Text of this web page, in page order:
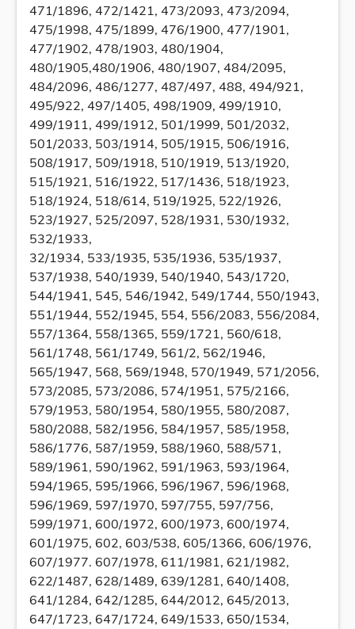
471/1896, 472/1421, 473/2093, 473/2094,
475/1998, 475/1899, 476/1900, 477/1901,
477/1902, 478/1903, 480/1904,
480/1905,480/1906, 480/1907, 484/2095,
484/2096, 486/1277, 487/497, 488, 494/921,
495/922, 497/1405, 498/1909, 499/1910,
499/1911, 499/1912, 501/1999, 501/2032,
501/2033, 503/1914, 505/1915, 506/1916,
508/1917, 509/1918, 510/1919, 513/1920,
515/1921, 516/1922, 517/1436, 518/1923,
518/1924, 518/614, 519/1925, 522/1926,
523/1927, 525/2097, 528/1931, 530/1932,
532/1933,
32/1934, 533/1935, 535/1936, 535/1937,
537/1938, 540/1939, 540/1940, 543/1720,
544/1941, 545, 546/1942, 549/1744, 550/1943,
551/1944, 552/1945, 554, 556/2083, 556/2084,
557/1364, 558/1365, 559/1721, 560/618,
561/1748, 561/1749, 561/2, 562/1946,
565/1947, 568, 569/1948, 570/1949, 571/2056,
573/2085, 573/2086, 574/1951, 575/2166,
579/1953, 580/1954, 580/1955, 580/2087,
580/2088, 582/1956, 584/1957, 585/1958,
586/1776, 587/1959, 588/1960, 588/571,
589/1961, 590/1962, 591/1963, 593/1964,
594/1965, 595/1966, 596/1967, 596/1968,
596/1969, 597/1970, 597/755, 597/756,
599/1971, 600/1972, 600/1973, 600/1974,
601/1975, 602, 603/538, 605/1366, 606/1976,
607/1977. 607/1978, 611/1981, 621/1982,
622/1487, 628/1489, 639/1281, 640/1408,
641/1284, 642/1285, 644/2012, 645/2013,
647/1723, 647/1724, 649/1533, 650/1534,